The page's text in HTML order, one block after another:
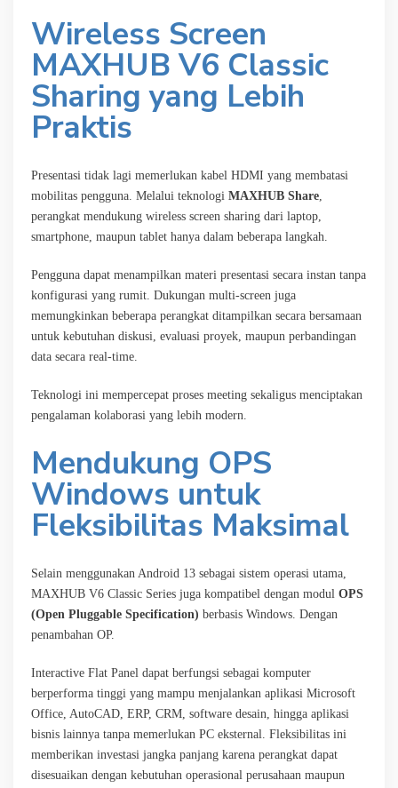
Wireless Screen
MAXHUB V6 Classic
Sharing yang Lebih
Praktis
Presentasi tidak lagi memerlukan kabel HDMI yang membatasi
mobilitas pengguna. Melalui teknologi MAXHUB Share
perangkat mendukung wireless screen sharing dari laptop,
smartphone, maupun tablet hanya dalam beberapa langkah.
Pengguna dapat menampilkan materi presentasi secara instan tanpa
konfigurasi yang rumit. Dukungan multi-screen juga
memungkinkan beberapa perangkat ditampilkan secara bersamaan
untuk kebutuhan diskusi, evaluasi proyek, maupun perbandingan
data secara real-time.
Teknologi ini mempercepat proses meeting sekaligus menciptakan
pengalaman kolaborasi yang lebih modern.
Mendukung OPS
Windows untuk
Fleksibilitas Maksimal
Selain menggunakan Android 13 sebagai sistem operasi utama,
MAXHUB V6 Classic Series juga kompatibel dengan modul OPS
(Open Pluggable Specification) berbasis Windows. Dengan
penambahan OP.
Interactive Flat Panel dapat berfungsi sebagai komputer
berperforma tinggi yang mampu menjalankan aplikasi Microsoft
Office, AutoCAD, ERP, CRM, software desain, hingga aplikasi
bisnis lainnya tanpa memerlukan PC eksternal. Fleksibilitas ini
memberikan investasi jangka panjang karena perangkat dapat
disesuaikan dengan kebutuhan operasional perusahaan maupun